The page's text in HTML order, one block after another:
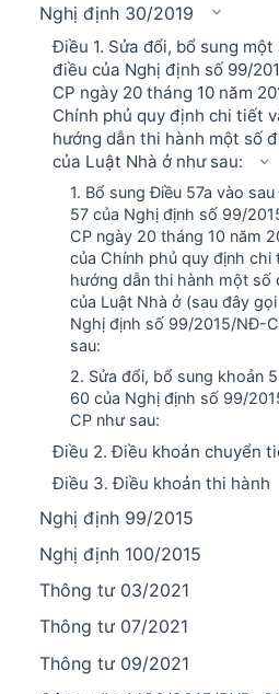
Nghị định 30/2019
Điều 1. Sửa đổi, bổ sung một
điều của Nghị định số 99/
CP ngày 20 tháng 10 năm
Chính phủ quy định chi tiết
hướng dẫn thi hành một số
của Luật Nhà ở như sau:
1. Bổ sung Điều 57a vào
57 của Nghị định số 99/
CP ngày 20 tháng 10 năm
của Chính phủ quy định chi
hướng dẫn thi hành một số
của Luật Nhà ở (sau đây
Nghị định số 99/2015/NĐ-
sau:
2. Sửa đổi, bổ sung khoản
60 của Nghị định số 99/
CP như sau:
Điều 2. Điều khoản chuyển
Điều 3. Điều khoản thi hành
Nghị định 99/2015
Nghị định 100/2015
Thông tư 03/2021
Thông tư 07/2021
Thông tư 09/2021